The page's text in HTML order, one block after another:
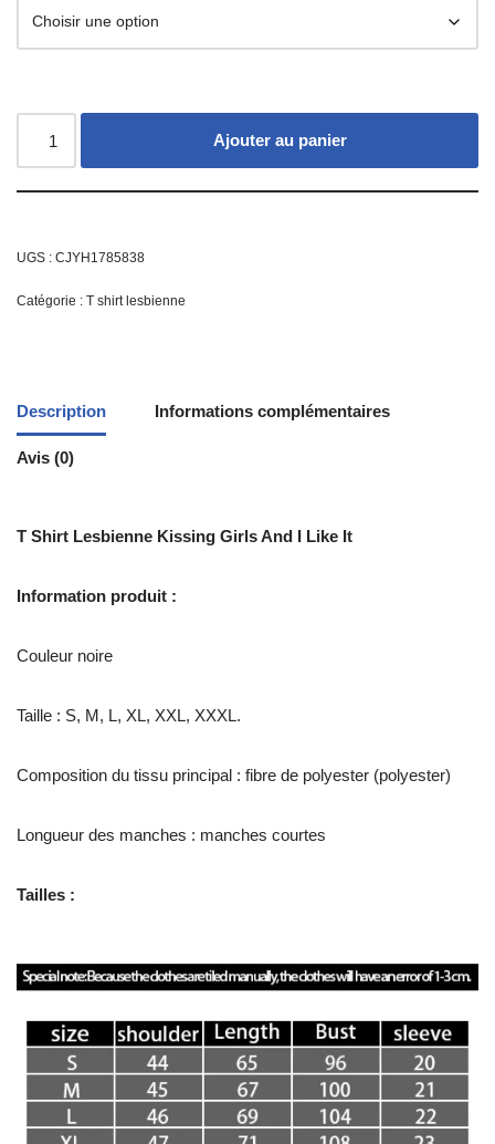
Ajouter au panier
UGS : CJYH1785838
Catégorie : T shirt lesbienne
Description Informations complémentaires
Avis (0)
T Shirt Lesbienne Kissing Girls And I Like It
Information produit :
Couleur noire
Taille : S, M, L, XL, XXL, XXXL.
Composition du tissu principal : fibre de polyester (polyester)
Longueur des manches : manches courtes
Tailles :